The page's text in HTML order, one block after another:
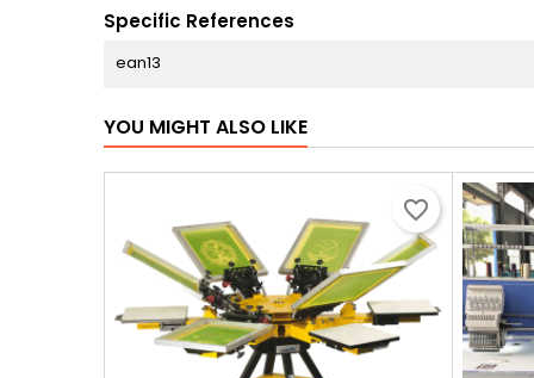
Specific References
ean13
YOU MIGHT ALSO LIKE
favorite_border